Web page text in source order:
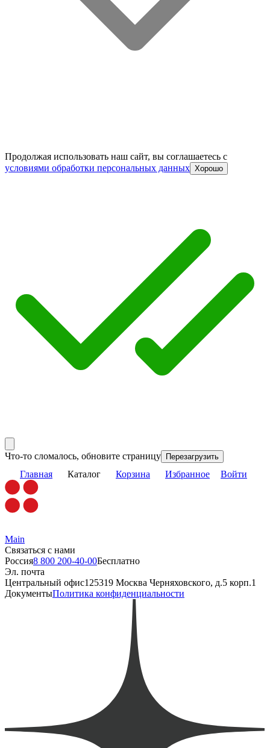
Продолжая использовать наш сайт, вы соглашаетесь c
условиями обработки персональных данных Хорошо
Что-то сломалось, обновите страницу Перезагрузить
Главная Каталог Корзина Избранное Войти
Main
Связаться с нами
Россия8 800 200-40-00Бесплатно
Эл. почта
Центральный офис125319 Москва Черняховского, д.5 корп.1
ДокументыПолитика конфиденциальности